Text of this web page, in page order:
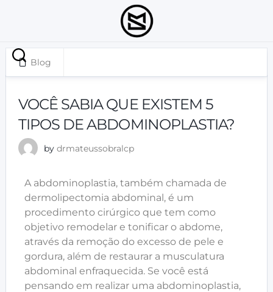
Blog
VOCÊ SABIA QUE EXISTEM 5
TIPOS DE ABDOMINOPLASTIA?
by drmateussobralcp
A abdominoplastia, também chamada de
dermolipectomia abdominal, é um
procedimento cirúrgico que tem como
objetivo remodelar e tonificar o abdome,
através da remoção do excesso de pele e
gordura, além de restaurar a musculatura
abdominal enfraquecida. Se você está
pensando em realizar uma abdominoplastia,